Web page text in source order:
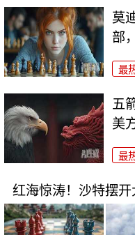
莫
部
最
五
美
最
红海惊涛！沙特摆